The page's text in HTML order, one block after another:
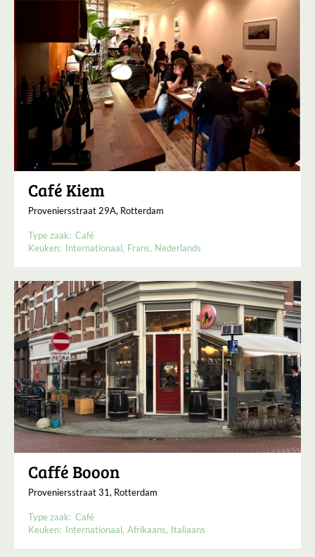
Café Kiem
Proveniersstraat 29A, Rotterdam
Type zaak: Café
Keuken: Internationaal Frans Nederlands
Caffé Booon
Proveniersstraat 31, Rotterdam
Type zaak: Café
Keuken: Internationaal Afrikaans Italiaans